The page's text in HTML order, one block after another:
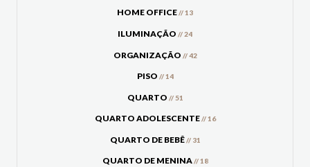
HOME OFFICE// 13
ILUMINAÇÃO // 24
ORGANIZAÇÃO // 42
PISO // 14
QUARTO // 51
QUARTO ADOLESCENTE// 16
QUARTO DE BEBÊ// 31
QUARTO DE MENINA// 18